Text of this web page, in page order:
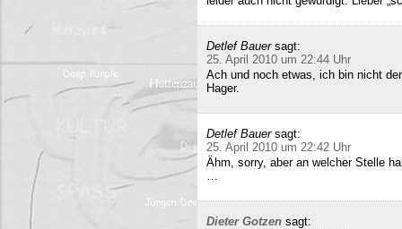
Detlef Bauer sagt:
25. April 2010 um 22:44 Uhr
Ach und noch etwas, ich bin nicht
Hager.
Detlef Bauer sagt:
25. April 2010 um 22:42 Uhr
Ähm, sorry, aber an welcher Stelle
…
Dieter Gotzen sagt: